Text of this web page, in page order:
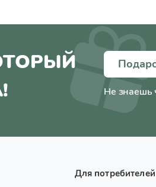
Не знаешь
Для потребителей